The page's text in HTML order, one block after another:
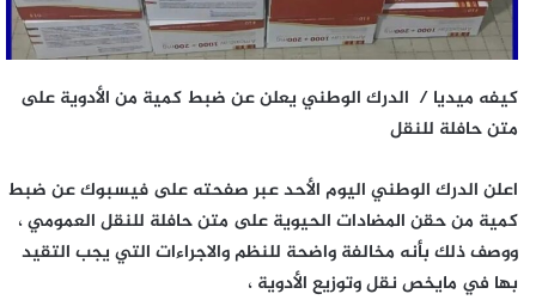
كيفه ميديا / الدرك الوطني يعلن عن ضبط كمية من الأدوية على
متن حافلة للنقل
اعلن الدرك الوطني اليوم الأحد عبر صفحته على فيسبوك عن ضبط
كمية من حقن المضادات الحيوية على متن حافلة للنقل العمومي ،
ووصف ذلك بأنه مخالفة واضحة للنظم والاجراءات التي يجب التقيد
بها في مايخص نقل وتوزيع الأدوية ،